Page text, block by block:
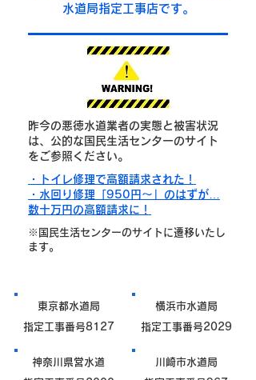
水道局指定工事店です。
昨今の悪徳水道業者の実態と被害状況
は、公的な国民生活センターのサイト
をご参照ください。
・トイレ修理で高額請求された！
・水回り修理「950円～」のはずが…
数十万円の高額請求に！
※国民生活センターのサイトに遷移いたし
ます。
東京都水道局
指定工事番号8127
横浜市水道局
指定工事番号2029
神奈川県営水道
川崎市水道局